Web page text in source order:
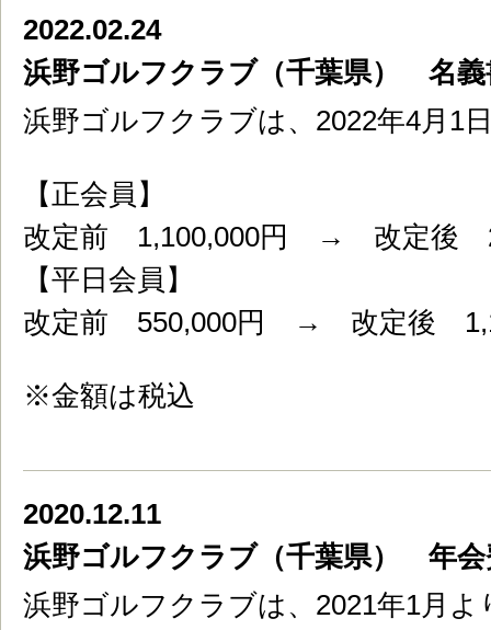
2022.02.24
浜野ゴルフクラブ（千葉県） 名義
浜野ゴルフクラブは、2022年4月1
【正会員】
改定前 1,100,000円 → 改定後
【平日会員】
改定前 550,000円 → 改定後
※金額は税込
2020.12.11
浜野ゴルフクラブ（千葉県） 年会
浜野ゴルフクラブは、2021年1月よ